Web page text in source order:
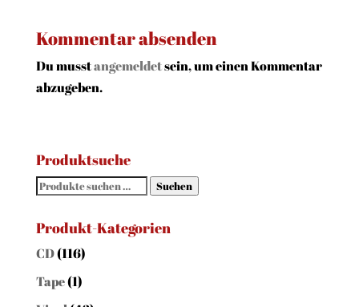
Kommentar absenden
Du musstangemeldetsein, um einen Kommentar
abzugeben.
Produktsuche
Suchen
Suchen
Produkt-Kategorien
CD(116)
Tape(1)